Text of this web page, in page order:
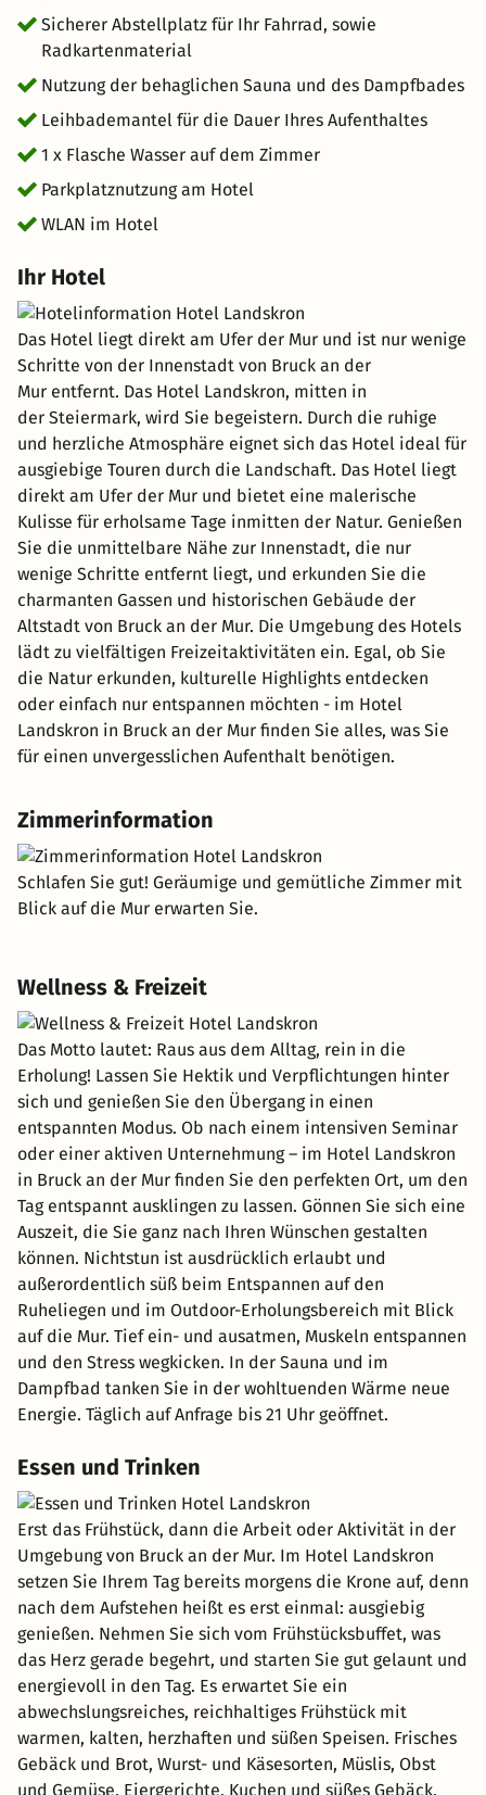
Sicherer Abstellplatz für Ihr Fahrrad, sowie
Radkartenmaterial
Nutzung der behaglichen Sauna und des Dampfbades
Leihbademantel für die Dauer Ihres Aufenthaltes
1 x Flasche Wasser auf dem Zimmer
Parkplatznutzung am Hotel
WLAN im Hotel
Ihr Hotel
Das Hotel liegt direkt am Ufer der Mur und ist nur wenige
Schritte von der Innenstadt von Bruck an der
Mur entfernt. Das Hotel Landskron, mitten in
der Steiermark, wird Sie begeistern. Durch die ruhige
und herzliche Atmosphäre eignet sich das Hotel ideal für
ausgiebige Touren durch die Landschaft. Das Hotel liegt
direkt am Ufer der Mur und bietet eine malerische
Kulisse für erholsame Tage inmitten der Natur. Genießen
Sie die unmittelbare Nähe zur Innenstadt, die nur
wenige Schritte entfernt liegt, und erkunden Sie die
charmanten Gassen und historischen Gebäude der
Altstadt von Bruck an der Mur. Die Umgebung des Hotels
lädt zu vielfältigen Freizeitaktivitäten ein. Egal, ob Sie
die Natur erkunden, kulturelle Highlights entdecken
oder einfach nur entspannen möchten - im Hotel
Landskron in Bruck an der Mur finden Sie alles, was Sie
für einen unvergesslichen Aufenthalt benötigen.
Zimmerinformation
Schlafen Sie gut! Geräumige und gemütliche Zimmer mit
Blick auf die Mur erwarten Sie.
Wellness & Freizeit
Das Motto lautet: Raus aus dem Alltag, rein in die
Erholung! Lassen Sie Hektik und Verpflichtungen hinter
sich und genießen Sie den Übergang in einen
entspannten Modus. Ob nach einem intensiven Seminar
oder einer aktiven Unternehmung – im Hotel Landskron
in Bruck an der Mur finden Sie den perfekten Ort, um den
Tag entspannt ausklingen zu lassen. Gönnen Sie sich eine
Auszeit, die Sie ganz nach Ihren Wünschen gestalten
können. Nichtstun ist ausdrücklich erlaubt und
außerordentlich süß beim Entspannen auf den
Ruheliegen und im Outdoor-Erholungsbereich mit Blick
auf die Mur. Tief ein- und ausatmen, Muskeln entspannen
und den Stress wegkicken. In der Sauna und im
Dampfbad tanken Sie in der wohltuenden Wärme neue
Energie. Täglich auf Anfrage bis 21 Uhr geöffnet.
Essen und Trinken
Erst das Frühstück, dann die Arbeit oder Aktivität in der
Umgebung von Bruck an der Mur. Im Hotel Landskron
setzen Sie Ihrem Tag bereits morgens die Krone auf, denn
nach dem Aufstehen heißt es erst einmal: ausgiebig
genießen. Nehmen Sie sich vom Frühstücksbuffet, was
das Herz gerade begehrt, und starten Sie gut gelaunt und
energievoll in den Tag. Es erwartet Sie ein
abwechslungsreiches, reichhaltiges Frühstück mit
warmen, kalten, herzhaften und süßen Speisen. Frisches
Gebäck und Brot, Wurst- und Käsesorten, Müslis, Obst
und Gemüse, Eiergerichte, Kuchen und süßes Gebäck,